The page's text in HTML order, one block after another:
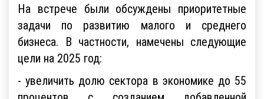
На встрече были обсуждены приоритетные
задачи по развитию малого и среднего
бизнеса. В частности, намечены следующие
цели на 2025 год:
- увеличить долю сектора в экономике до 55